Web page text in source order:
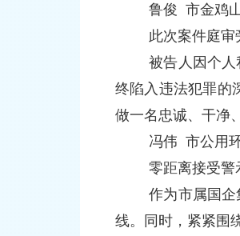
鲁俊 市金鸡
此次案件庭审
被告人因个
终陷入违法犯罪的
做一名忠诚、干净
冯伟 市公用
零距离接受警
作为市属国
线。同时，紧紧围